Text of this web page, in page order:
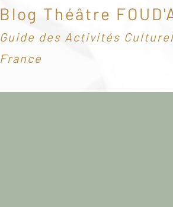
Blog Théâtre
Guide des Activités
France